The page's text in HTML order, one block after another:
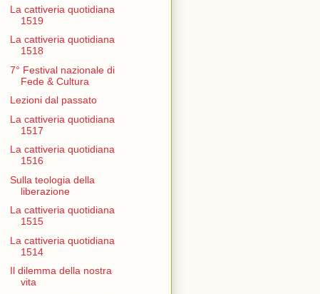
La cattiveria quotidiana
1519
La cattiveria quotidiana
1518
7° Festival nazionale di
Fede & Cultura
Lezioni dal passato
La cattiveria quotidiana
1517
La cattiveria quotidiana
1516
Sulla teologia della
liberazione
La cattiveria quotidiana
1515
La cattiveria quotidiana
1514
Il dilemma della nostra
vita